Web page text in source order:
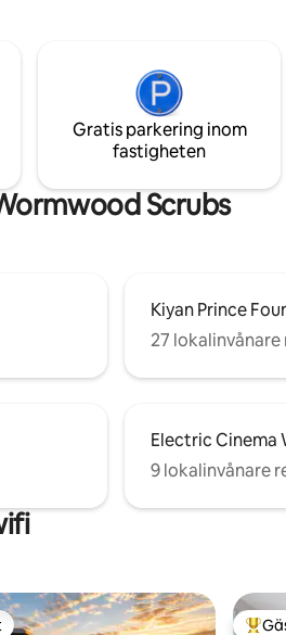
omgivande grannskapen.
hela
med
Gratis parkering inom
fastigheten
Scrubs
Kiyan Prince
27
Electric Cinema
9 lokalinvånare